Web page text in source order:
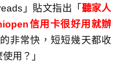
」貼文指出「 聽家人
信用卡很好用就辦
非常快，短短幾天都收
用？」